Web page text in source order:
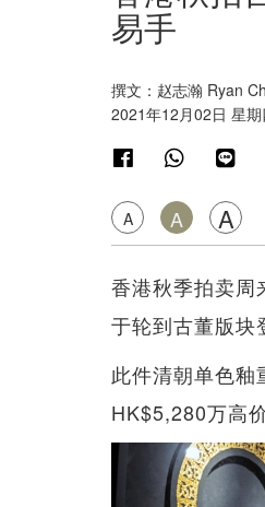
易手
撰文：赵志瀚 Ryan
2021年12月02日 星
A A A
香港秋季拍卖周
于轮到古董版块
此件清朝单色
HK$5,280万高